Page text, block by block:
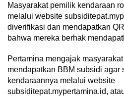
Masyarakat pemilik kendaraan
melalui website
diverifikasi dan mendapatkan
bahwa mereka berhak
Pertamina mengajak
mendapatkan BBM subsidi agar
kendaraannya melalui website
subsiditepat.mypertamina.id,